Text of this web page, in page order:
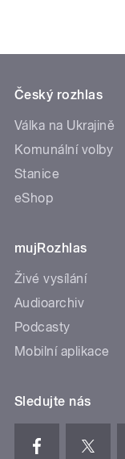
Český rozhlas
Válka na Ukrajině
Komunální volby
Stanice
eShop
mujRozhlas
Živé vysílání
Audioarchiv
Podcasty
Mobilní aplikace
Sledujte nás